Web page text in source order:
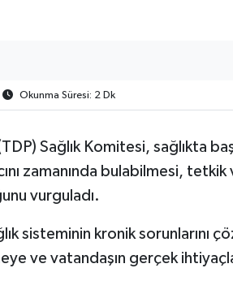
Okunma Süresi: 2 Dk
Sağlık Komitesi, sağlıkta
zamanında bulabilmesi,
vurguladı.
sisteminin kronik sorunlarını
ve vatandaşın gerçek